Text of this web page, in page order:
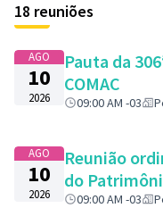
18 reuniões
AGO
10
2026
Pauta da
COMAC
09:00 AM -03
AGO
10
2026
Reunião
do
09:00 AM -03